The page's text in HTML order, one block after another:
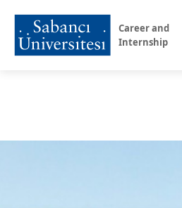
Career and
Internship